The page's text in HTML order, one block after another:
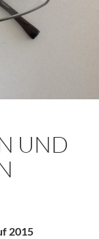
UND
2015